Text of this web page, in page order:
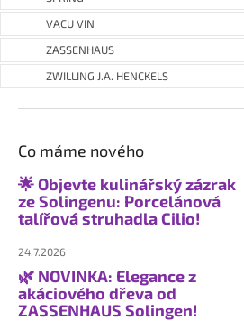
VACU VIN
ZASSENHAUS
ZWILLING J.A. HENCKELS
Co máme nového
🌟 Objevte kulinářský zázrak
ze Solingenu: Porcelánová
talířová struhadla Cilio!
24.7.2026
🌿 NOVINKA: Elegance z
akáciového dřeva od
ZASSENHAUS Solingen!